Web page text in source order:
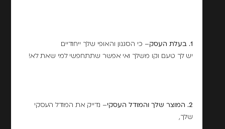
1. בעלת העסק
– כי הסגנון והאופי שלך ייחודיים
יש לך טעם וקו משלך ואי אפשר שתתחפשי למי שאת לא!
2. המוצר שלך והמודל העסקי
– נדייק את המודל העסקי
שלך,